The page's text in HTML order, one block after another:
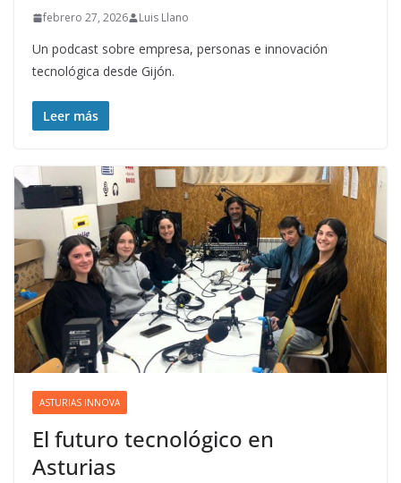
febrero 27, 2026 Luis Llano
Un podcast sobre empresa, personas e innovación
tecnológica desde Gijón.
Leer más
ASTURIAS INNOVA
El futuro tecnológico en
Asturias